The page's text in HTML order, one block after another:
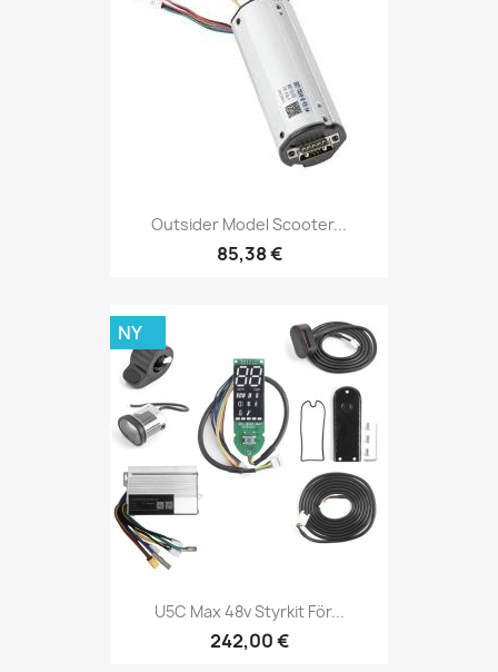
Outsider Model Scooter...
85,38 €
U5C Max 48v Styrkit För...
242,00 €
NY